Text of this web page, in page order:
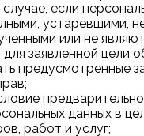
если
устаревшими,
или не
заявленной цели
предусмотренные
данных в
работ и услуг;